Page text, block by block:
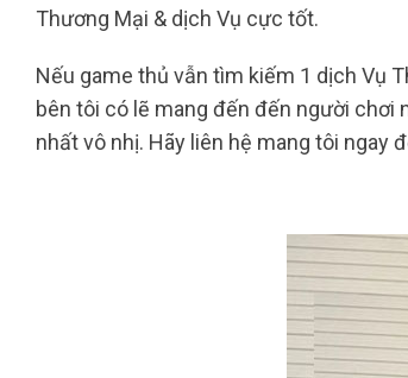
Thương Mại & dịch Vụ cực tốt.
Nếu game thủ vẫn tìm kiếm 1 dịch Vụ
bên tôi có lẽ mang đến đến người chơi
nhất vô nhị. Hãy liên hệ mang tôi ngay